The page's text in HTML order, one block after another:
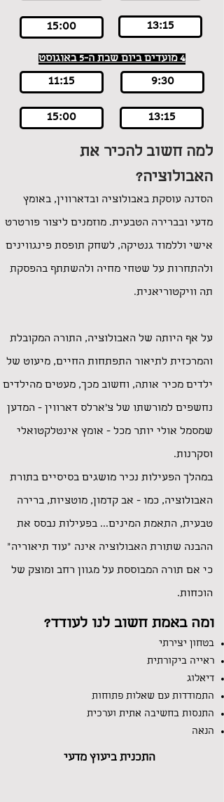
15:00 13:15
4 מועדים ביום שבת ה-5 באוגוסט
11:15
15:00
9:30
13:15
למה חשוב להכיר את
האבולוציה?
הסדנה עוסקת באבולוציה ובדארווין, באומץ
מדעי ובברירה הטבעית. מוזמנים ליצור פורטרט
אישי וללמוד גנטיקה, לשחק תופסת פינגווינים
ולהתחרות על שטחי מחיה ולהשתתף בהפסקת
תה וויקטוריאנית.
על אף היותה של האבולוציה, התורה המקובלת
והמרכזית לתיאור התפתחות החיים, מיעוט של
ילדים מכיר אותה, וחשוב מכך, מעטים מהילדים
נחשפים למורשתו של צ'ארלס דארווין - המדען
שמסמל אולי יותר מכל - אומץ אינטלקטואלי
וסקרנות.
במהלך הפעילות נכיר מושגים בסיסיים בתורת
האבולוציה, כמו - אב קדמון, מוטציות, ברירה
טבעית, התאמת המינים... בפעילות נבסס את
ההבנה שתורת האבולוציה אינה "עוד תיאוריה"
כי אם תורה המבוססת על מגוון רחב ומוצק של
הוכחות.​
ומה באמת חשוב לנו לעודד?
בטחון יצירתי
ראייה ביקורתית
דיאלוג
התמודדות עם שאלות פתוחות
התנסות בחשיבה אתית וערכית
הנאה
התכנית ביעוץ מדעי